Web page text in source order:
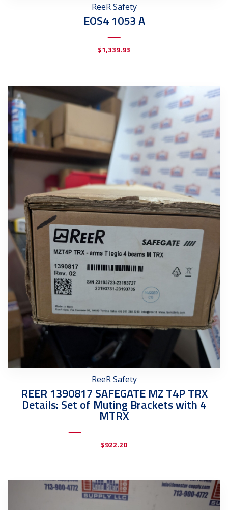
ReeR Safety
EOS4 1053 A
$1,339.93
ReeR Safety
REER 1390817 SAFEGATE MZ T4P TRX
Details: Set of Muting Brackets with 4
MTRX
$922.20